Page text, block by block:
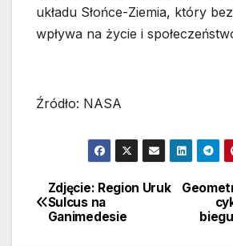
układu Słońce-Ziemia, który
wpływa na życie i
Źródło: NASA
Nawigacja
wpisu
Zdjęcie: Region Uruk
Sulcus na
Ganimedesie